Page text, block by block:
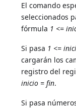
El comando
seleccionados
fórmula 1 <=
Si pasa 1 <=
cargarán los
registro del
inicio = fin.
Si pasa